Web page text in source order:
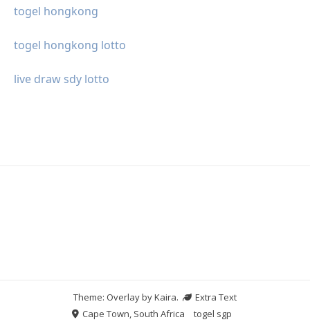
togel hongkong
togel hongkong lotto
live draw sdy lotto
Theme: Overlay byKaira.
Extra Text
Cape Town, South Africa
togel sgp